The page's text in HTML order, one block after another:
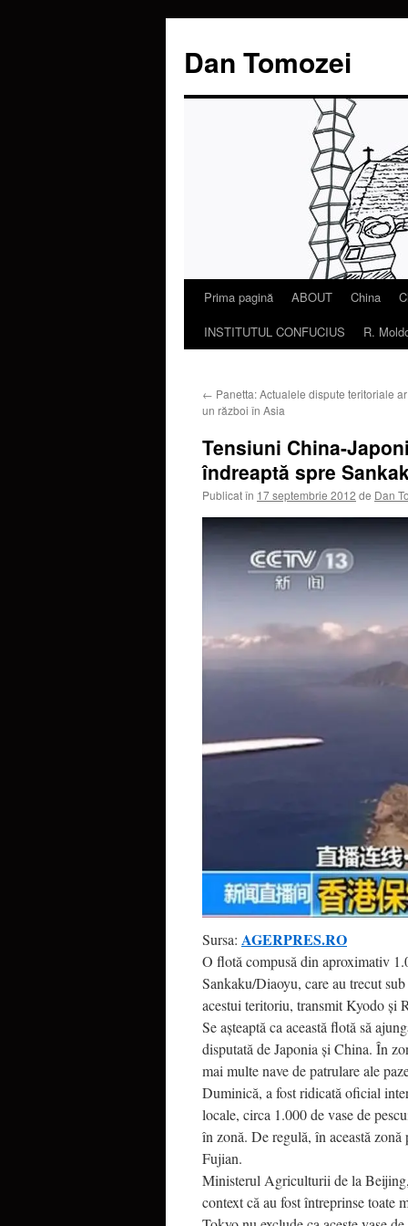
Dan Tomozei
SariPrima pagină ABOUT China
INSTITUTUL CONFUCIUS
R.
← Panetta: Actualele dispute teritoriale
un război în Asia
Tensiuni China-
îndreaptă spre
Publicat în 17 septembrie 2012 de Dan
Sursa: AGERPRES.RO
O flotă compusă din aproximativ
Sankaku/Diaoyu, care au trecut
acestui teritoriu, transmit Kyodo şi
Se aşteaptă ca această flotă să
disputată de Japonia şi China. În
mai multe nave de patrulare ale
Duminică, a fost ridicată oficial
locale, circa 1.000 de vase de
în zonă. De regulă, în această
Fujian.
Ministerul Agriculturii de la
context că au fost întreprinse toate